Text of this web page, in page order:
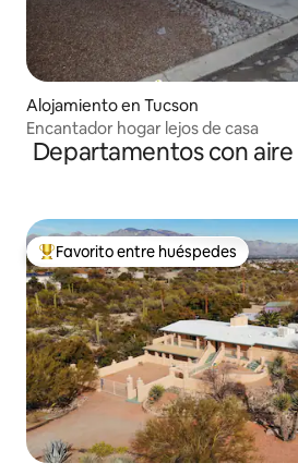
Alojamiento en Tucson
Encantador hogar lejos de casa
Departamentos con
Favorito entre los huéspedes más
Favorito entre huéspedes